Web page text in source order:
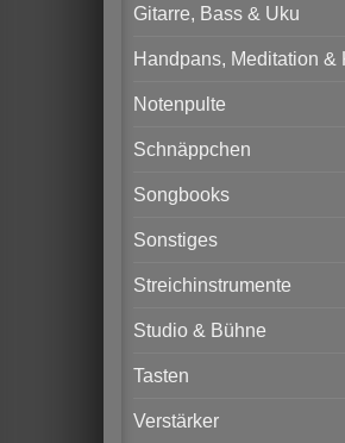
Gitarre, Bass & Uku
Handpans, Meditation &
Notenpulte
Schnäppchen
Songbooks
Sonstiges
Streichinstrumente
Studio & Bühne
Tasten
Verstärker